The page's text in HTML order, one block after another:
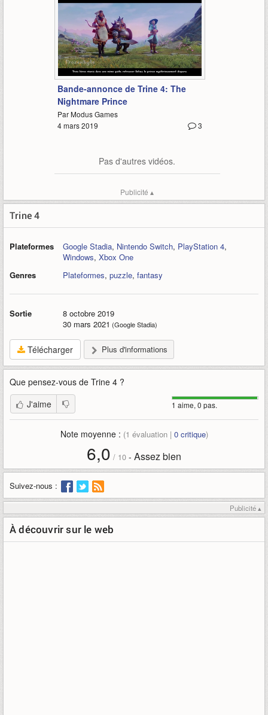
1:49
Bande-annonce de Trine 4: The
Nightmare Prince
Par Modus Games
3
4 mars 2019
Pas d'autres vidéos.
Publicité ▴
Trine 4
Plateformes Google Stadia, Nintendo Switch, PlayStation 4,
Windows, Xbox One
Genres
Plateformes, puzzle, fantasy
Sortie
8 octobre 2019
30 mars 2021 (Google Stadia)
Télécharger Plus d'informations
Que pensez-vous de Trine 4 ?
1 aime, 0 pas.
J'aime
Note moyenne : (1 évaluation | 0critique)
6,0 / 10 - Assez bien
Suivez-nous :
Publicité ▴
À découvrir sur le web